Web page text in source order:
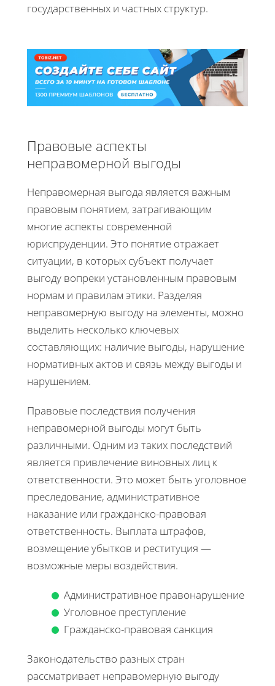
государственных и частных структур.
Правовые аспекты
неправомерной выгоды
Неправомерная выгода является важным
правовым понятием, затрагивающим
многие аспекты современной
юриспруденции. Это понятие отражает
ситуации, в которых субъект получает
выгоду вопреки установленным правовым
нормам и правилам этики. Разделяя
неправомерную выгоду на элементы, можно
выделить несколько ключевых
составляющих: наличие выгоды, нарушение
нормативных актов и связь между выгоды и
нарушением.
Правовые последствия получения
неправомерной выгоды могут быть
различными. Одним из таких последствий
является привлечение виновных лиц к
ответственности. Это может быть уголовное
преследование, административное
наказание или гражданско-правовая
ответственность. Выплата штрафов,
возмещение убытков и реституция —
возможные меры воздействия.
Административное правонарушение
Уголовное преступление
Гражданско-правовая санкция
Законодательство разных стран
рассматривает неправомерную выгоду